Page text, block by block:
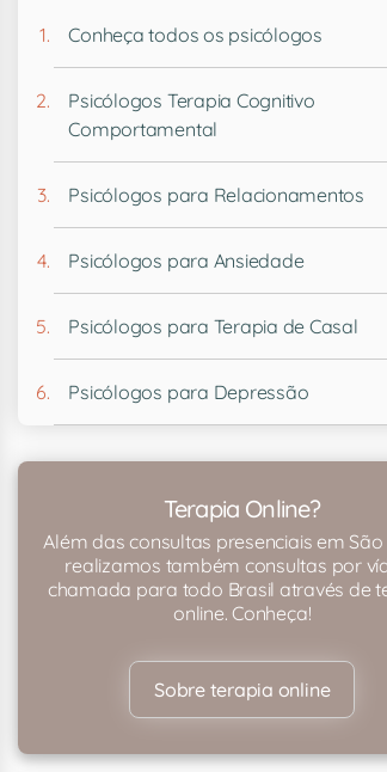
Conheça todos os psicólogos
Psicólogos Terapia Cognitivo
Comportamental
Psicólogos para Relacionamentos
Psicólogos para Ansiedade
Psicólogos para Terapia de Casal
Psicólogos para Depressão
Terapia Online?
Além das consultas presenciais em São
realizamos também consultas por
chamada para todo Brasil através de
online. Conheça!
Sobre terapia online